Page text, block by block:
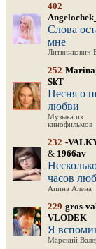
402
Слова
мне
Литвинкович
252
SkT
Песня о
любви
Музыка из
кинофильмов
232 -
& 1966av
часов
Апина Алена
229 gros-
VLODEK
Я
Марский